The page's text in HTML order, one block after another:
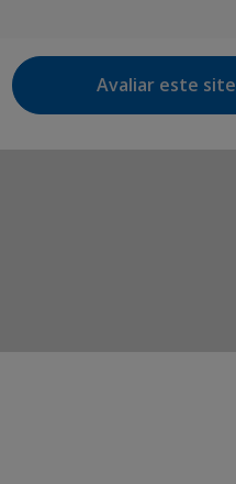
Avaliar este site